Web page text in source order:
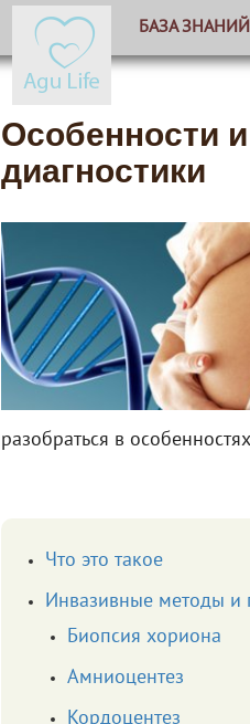
БАЗА ЗНАНИЙ
Особенности
диагностики
разобраться в
Что это такое
Инвазивные методы и
Биопсия хориона
Амниоцентез
Кордоцентез